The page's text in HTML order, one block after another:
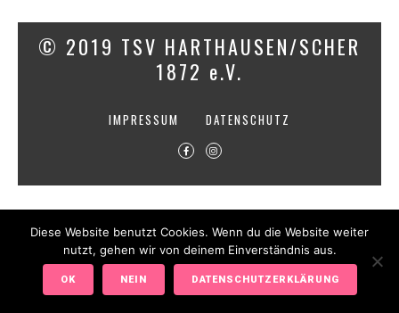
© 2019 TSV HARTHAUSEN/SCHER
1872 e.V.
IMPRESSUM DATENSCHUTZ
Diese Website benutzt Cookies. Wenn du die Website weiter
nutzt, gehen wir von deinem Einverständnis aus.
OK NEIN DATENSCHUTZERKLÄRUNG